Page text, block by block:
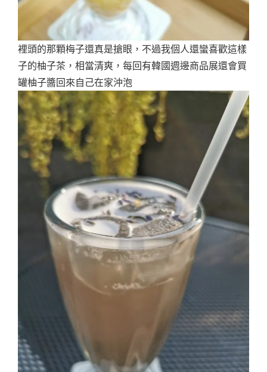
裡頭的那顆梅子還真是搶眼，不過我個人還蠻喜歡這樣
子的柚子茶，相當清爽，每回有韓國週邊商品展還會買
罐柚子醬回來自己在家沖泡